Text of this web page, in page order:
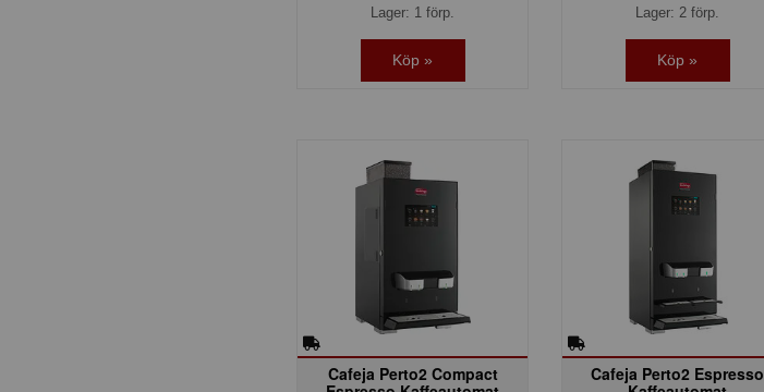
Lager: 1 förp.
Köp »
Lager: 2 förp.
Köp »
Cafeja Perto2 Compact
Cafeja Perto2 Espresso